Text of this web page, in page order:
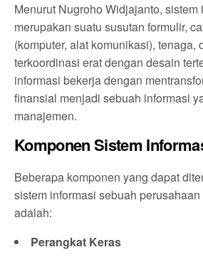
Menurut Nugroho Widjajanto, sistem
merupakan suatu susutan formulir,
(komputer, alat komunikasi), tenaga,
terkoordinasi erat dengan desain
informasi bekerja dengan
finansial menjadi sebuah informasi
manajemen.
Komponen Sistem
Beberapa komponen yang dapat
sistem informasi sebuah
adalah:
Perangkat Keras